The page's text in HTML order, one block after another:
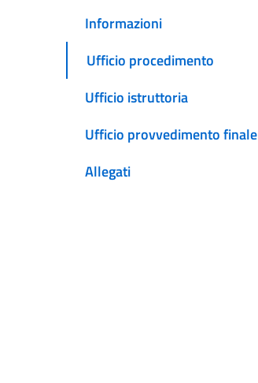
Informazioni
Ufficio procedimento
Ufficio istruttoria
Ufficio provvedimento finale
Allegati